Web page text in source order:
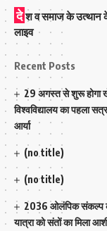
दे श व समाज के उत्थान
लाइव
Recent Posts
29 अगस्त से शुरू होगा
विश्वविद्यालय का पहला
आर्या
(no title)
(no title)
2036 ओलंपिक संकल्प
यात्रा को संतों का मिला